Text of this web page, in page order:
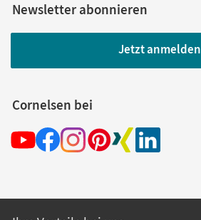
Newsletter abonnieren
Jetzt anmelden
Cornelsen bei